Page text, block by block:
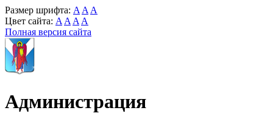
Размер шрифта: A A A
Цвет сайта: A A A A
Полная версия сайта
Администрация